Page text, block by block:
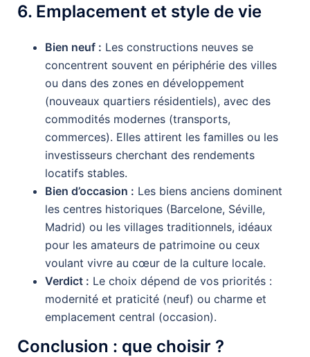
6. Emplacement et style de vie
Bien neuf : Les constructions neuves se
concentrent souvent en périphérie des villes
ou dans des zones en développement
(nouveaux quartiers résidentiels), avec des
commodités modernes (transports,
commerces). Elles attirent les familles ou les
investisseurs cherchant des rendements
locatifs stables.
Bien d’occasion : Les biens anciens dominent
les centres historiques (Barcelone, Séville,
Madrid) ou les villages traditionnels, idéaux
pour les amateurs de patrimoine ou ceux
voulant vivre au cœur de la culture locale.
Verdict : Le choix dépend de vos priorités :
modernité et praticité (neuf) ou charme et
emplacement central (occasion).
Conclusion : que choisir ?